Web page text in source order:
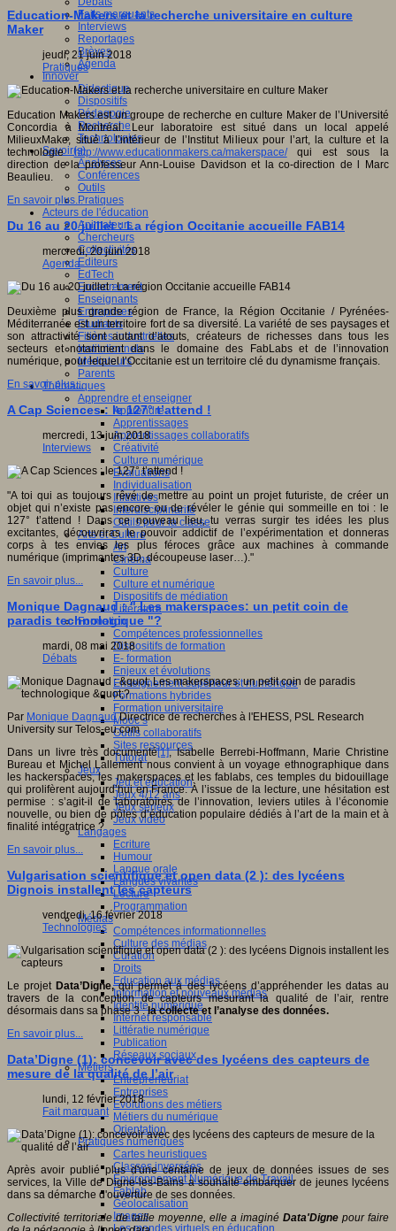
Faits marquants
Interviews
Reportages
Brèves
Agenda
Innover
Didactique
Dispositifs
Pédagogie
Recherche
Technologies
Savoir(s)
Analyses
Conférences
Outils
Pratiques
Acteurs de l'éducation
Animateurs
Chercheurs
Collectivités
Editeurs
EdTech
Encadrement
Enseignants
Entreprises
Etudiants
Filières industrielles
Institutionnels
Médiateurs
Parents
Thématiques
Apprendre et enseigner
Apprendre
Apprentissages
Apprentissages collaboratifs
Créativité
Culture numérique
Evaluations
Individualisation
Initiatives
Interdisciplinarité
Outils pour la classe
Arts et Culture
Art
Cinéma
Culture
Culture et numérique
Dispositifs de médiation
Littérature
Formation
Compétences professionnelles
Dispositifs de formation
E- formation
Enjeux et évolutions
Enseignement supérieur et numérique
Formations hybrides
Formation universitaire
Mooc’s
Outils collaboratifs
Sites ressources
Tutorat
Jeux
Jeu et éducation
Jeux 4/12 ans
Jeux sérieux
Jeux vidéo
Langages
Ecriture
Humour
Langue orale
Langues vivantes
Lecture
Programmation
Médias
Compétences informationnelles
Culture des médias
Curation
Droits
Education aux médias
Information et nouveaux médias
Identité numérique
Internet responsable
Littératie numérique
Publication
Réseaux sociaux
Métiers
Entrepreneuriat
Entreprises
Evolutions des métiers
Métiers du numérique
Orientation
Pratiques numériques
Cartes heuristiques
Classes inversées
Environnement Numérique de Travail
Fablab
Géolocalisation
Images
Les mondes virtuels en éducation
Education-Makers et la recherche universitaire en culture
Maker
jeudi, 21 juin 2018
Pratiques
Education Makers est un groupe de recherche en culture Maker de l’Université
Concordia à Montréal. Leur laboratoire est situé dans un local appelé
MilieuxMake, situé à l’intérieur de l’Institut Milieux pour l’art, la culture et la
technologiehttp://www.educationmakers.ca/makerspace/qui est sous la
direction de la professeur Ann-Louise Davidson et la co-direction de l Marc
Beaulieu.
En savoir plus...
Du 16 au 20 juillet : La région Occitanie accueille FAB14
mercredi, 20 juin 2018
Agenda
Deuxième plus grande région de France, la Région Occitanie / Pyrénées-
Méditerranée est un territoire fort de sa diversité. La variété de ses paysages et
son attractivité sont autant d’atouts, créateurs de richesses dans tous les
secteurs et notamment dans le domaine des FabLabs et de l’innovation
numérique, pour lequel l’Occitanie est un territoire clé du dynamisme français.
En savoir plus...
A Cap Sciences : le 127° t’attend !
mercredi, 13 juin 2018
Interviews
"A toi qui as toujours rêvé de mettre au point un projet futuriste, de créer un
objet qui n’existe pas encore ou de révéler le génie qui sommeille en toi : le
127° t’attend ! Dans ce nouveau lieu, tu verras surgir tes idées les plus
excitantes, découvriras le pouvoir addictif de l’expérimentation et donneras
corps à tes envies les plus féroces grâce aux machines à commande
numérique (imprimantes 3D, découpeuse laser…)."
En savoir plus...
Monique Dagnaud : " Les makerspaces: un petit coin de
paradis technologique "?
mardi, 08 mai 2018
Débats
Par Monique DagnaudDirectrice de recherches à l'EHESS, PSL Research
University sur Telos-eu.com
Dans un livre très documenté[1], Isabelle Berrebi-Hoffmann, Marie Christine
Bureau et Michel Lallement nous convient à un voyage ethnographique dans
les hackerspaces, les makerspaces et les fablabs, ces temples du bidouillage
qui prolifèrent aujourd’hui en France. À l’issue de la lecture, une hésitation est
permise : s’agit-il de laboratoires de l’innovation, leviers utiles à l’économie
nouvelle, ou bien de pôles d’éducation populaire dédiés à l’art de la main et à
finalité intégratrice ?
En savoir plus...
Vulgarisation scientifique et open data (2 ): des lycéens
Dignois installent les capteurs
vendredi, 16 février 2018
Technologies
Le projet Data’Digne,qui permet à des lycéens d’appréhender les datas au
travers de la conception de capteurs mesurant la qualité de l’air, rentre
désormais dans sa phase 3 :la collecte et l’analyse des données.
En savoir plus...
Data’Digne (1): concevoir avec des lycéens des capteurs de
mesure de la qualité de l’air
lundi, 12 février 2018
Fait marquant
Après avoir publié plus d'une centaine de jeux de données issues de ses
services, la Ville de Digne-les-Bains a souhaité embarquer de jeunes lycéens
dans sa démarche d'ouverture de ses données.
Collectivité territoriale de taille moyenne, elle a imaginé Data'Digne pour faire